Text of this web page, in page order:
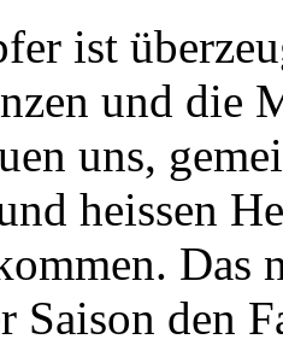
ist
und die
uns,
heissen
Das
Saison den